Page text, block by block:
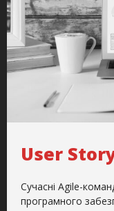
User
Сучасні Agile-
програмного